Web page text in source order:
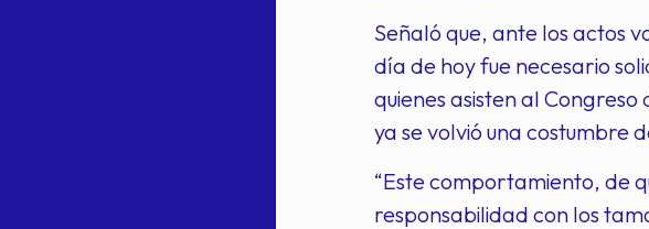
Señaló que, ante los actos
día de hoy fue necesario
quienes asisten al
ya se volvió una costumbre
“Este comportamiento, de
responsabilidad con los